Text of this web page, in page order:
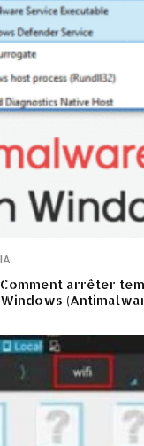
IA
Comment arrêter
Windows